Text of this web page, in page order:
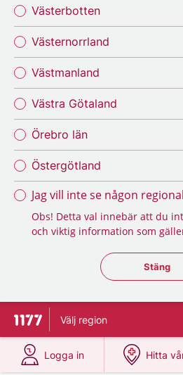
Västerbotten
Västernorrland
Västmanland
Västra Götaland
Örebro län
Östergötland
Jag vill inte se någon
Obs! Detta val innebär att du
och viktig information som
Stäng
Stäng
Till startsidan för 1177
Välj region
Logga in
på 1177.se
Hitta
på